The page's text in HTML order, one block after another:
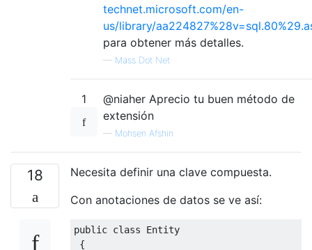
technet.microsoft.com/en-
us/library/
para obtener más detalles.
— Mass Dot Net
1
@niaher Aprecio tu buen método de
extensión
— Mohsen Afshin
18
Necesita definir una clave compuesta.
Con anotaciones de datos se ve así:
public class
Entity
{